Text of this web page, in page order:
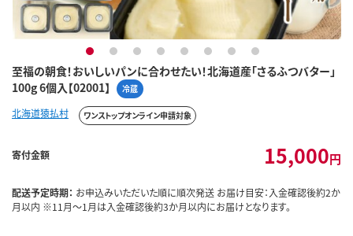
至福の朝食！おいしいパンに合わせたい！北海道産「さるふつバター」
100g 6個入【02001】
冷蔵
1 2 3 4 5 6 7 8
北海道猿払村 ワンストップオンライン申請対象
寄付金額 15,000円
配送予定時期： お申込みいただいた順に順次発送 お届け目安：入金確認後約2か
月以内 ※11月～1月は入金確認後約3か月以内にお届けとなります。